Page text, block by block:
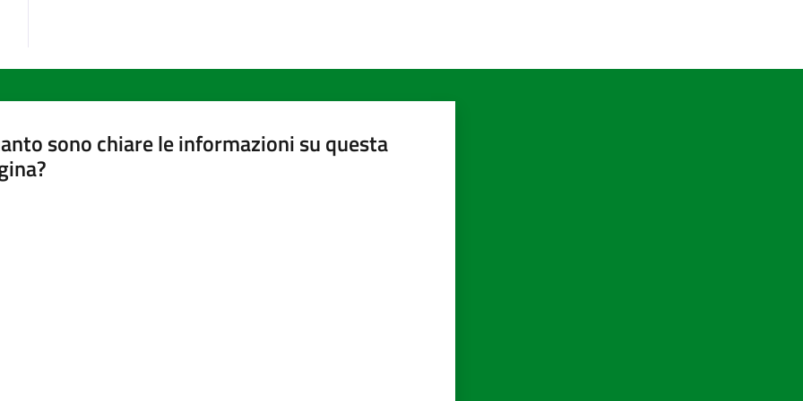
sono chiare le informazioni su questa